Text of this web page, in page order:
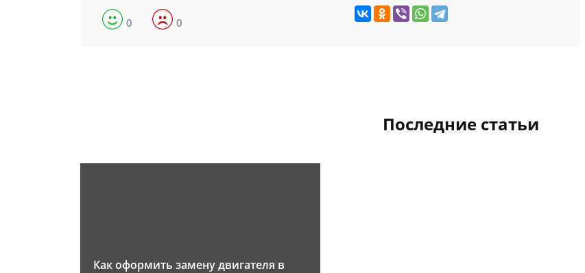
0 0
Последние статьи
Как оформить замену двигателя в